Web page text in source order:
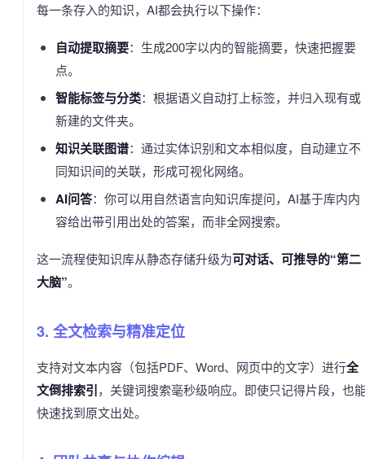
每一条存入的知识，AI都会执行以下操作：
自动提取摘要：生成200字以内的智能摘要，快速把握要
点。
智能标签与分类：根据语义自动打上标签，并归入现有或
新建的文件夹。
知识关联图谱：通过实体识别和文本相似度，自动建立不
同知识间的关联，形成可视化网络。
AI问答：你可以用自然语言向知识库提问，AI基于库内内
容给出带引用出处的答案，而非全网搜索。
这一流程使知识库从静态存储升级为可对话、可推导的“第二
大脑”。
3. 全文检索与精准定位
支持对文本内容（包括PDF、Word、网页中的文字）进行全
文倒排索引，关键词搜索毫秒级响应。即使只记得片段，也
快速找到原文出处。